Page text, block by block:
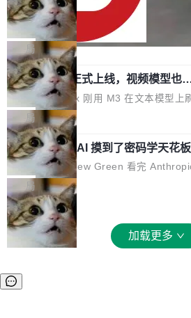
细节优化 详情查看：https://gitee.com/
on/soloncode/releases/v2026.8.2
旗舰 Sol 没降，但加了一个 Fast 模式
倍速度，2 倍价格，智商不变。 降价的理
市场竞争，不是清库存，是 Sol 自己把自
了。 这事分两步。第一步，OpenAI 把
Sol 部署上线。第二步，让 Sol 通过
己去优化自己的推理基础设施。Sol 学了
和 Gluon 两种 GPU 编程语言，重写了生
的 GPU 内核，找出了哪...
DeepSeek-V4-Flash 官方 API 现已正
式上线公测
DeepSeek V4 Flash 正式版今天上线了
结构和参数规模没变，还是 MoE 284B
3B、100 万 token 上下文——只重新做了
练。但改完之后，Agent 能力直接把自家
的 Pro Preview 给干了。 九项 Agent 基
全部反超。Terminal Bench 2.1 从 61.8
2.7，DeepSWE 从 7.3 涨到 54.4，
ullStack 从 37.0 涨到 68.7。不说别的，
ash 型号干翻了三个月前代表最高水平的
览版，这件事本身就够说明后训练的威力
它一起来的还有两...
局
MiniMax H3 正式上线，视频模型也
始玩全模态了
上个月 MiniMax 刚用 M3 在文本模型上
波存在感，今天 H3 来了——一款全模态
型，而且承诺几天内开源权重。 先看能力
H3 接受文本、图像、视频、声音任意组
输入（它叫多模态上下文），输出带原生
音频的视频，最高 15 秒 2K 分辨率。举
子：扔进去一段参考视频（取它的希区柯
镜）、一张人物图片、一段歌声录音，用
言告诉模型你要什么——H3 自己搞定剩
这个"自己搞定"说起来轻巧，背后的训练
uo 01 和 02），每一代都是按任务拆分的
局
Anthropic 的 AI 摸到了密码学天花板
密码学家 Matthew Green 看完
的密码分析成果后，写了篇博客。标题很
「一些想法」，但内容不克制。 先说
做了什么。他们让未发布的 Claude
型去跑密码分析，出了两个结果：一个攻
量子签名方案 HAWK，另一个是对缩减轮
话说，「可能直接杀死了一个正在认真考
局
加载更多